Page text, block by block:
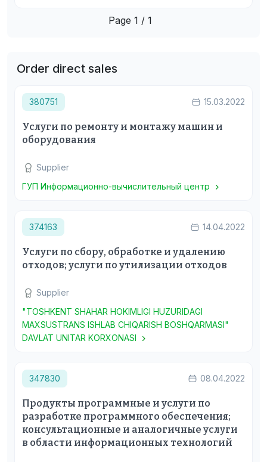
Page 1 / 1
Order direct sales
380751 15.03.2022
Услуги по ремонту и монтажу машин и
оборудования
Supplier
ГУП Информационно-вычислительный центр
374163 14.04.2022
Услуги по сбору, обработке и удалению
отходов; услуги по утилизации отходов
Supplier
"TOSHKENT SHAHAR HOKIMLIGI HUZURIDAGI
MAXSUSTRANS ISHLAB CHIQARISH BOSHQARMASI"
DAVLAT UNITAR KORXONASI
347830 08.04.2022
Продукты программные и услуги по
разработке программного обеспечения;
консультационные и аналогичные услуги
в области информационных технологий